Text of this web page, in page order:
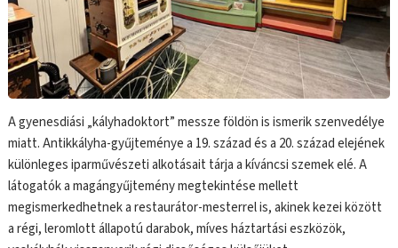
A gyenesdiási „kályhadoktort” messze földön is ismerik szenvedélye
miatt. Antikkályha-gyűjteménye a 19. század és a 20. század elejének
különleges iparművészeti alkotásait tárja a kíváncsi szemek elé. A
látogatók a magángyűjtemény megtekintése mellett
megismerkedhetnek a restaurátor-mesterrel is, akinek kezei között
a régi, leromlott állapotú darabok, míves háztartási eszközök,